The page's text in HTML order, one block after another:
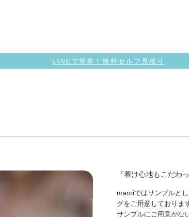
LINEで簡単！無料セルフ見積り
『着け心地もこだわ
maroiではサンプルと
グをご用意しております
サンプルにご用意がな